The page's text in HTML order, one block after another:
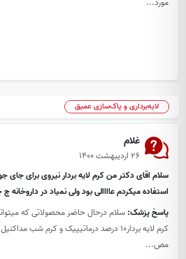
مورد...
لایه‌برداری و پاک‌سازی عمیق
غلام
۲۶ اردیبهشت ۱۴۰۰
سلام اقای دکتر من کرم لایه بردار نیروی برای
استفاده میکردم عاااالی بود ولی نمیاد در
پاسخ پزشک: سلام درحال حاضر محصولاتی که
کرم لایه بردار10 درصد درماتیپیک و کرم
مص...